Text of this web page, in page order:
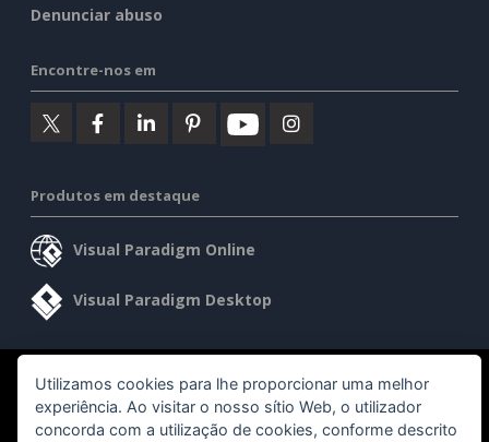
Denunciar abuso
Encontre-nos em
Produtos em destaque
Visual Paradigm Online
Visual Paradigm Desktop
©2026 by Visual Paradigm. Todos os direitos reservados.
Termos de serviço AI Policy Política de privacidade
Utilizamos cookies para lhe proporcionar uma melhor
experiência. Ao visitar o nosso sítio Web, o utilizador
concorda com a utilização de cookies, conforme descrito